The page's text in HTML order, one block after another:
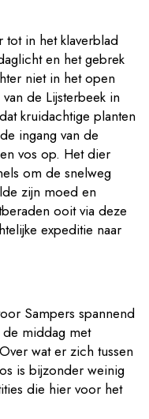
in het klaverblad
en het gebrek
niet in het open
de Lijsterbeek in
kruidachtige planten
ingang van de
vos op. Het dier
om de snelweg
zijn moed en
ooit via deze
expeditie naar
Sampers spannend
middag met
wat er zich tussen
is bijzonder weinig
die hier voor het